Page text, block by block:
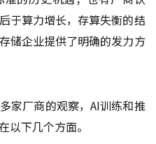
于算力增长，存算失衡的结
储企业提供了明确的发力方
家厂商的观察，AI训练和推
以下几个方面。